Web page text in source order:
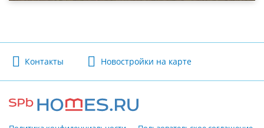
Контакты Новостройки на карте